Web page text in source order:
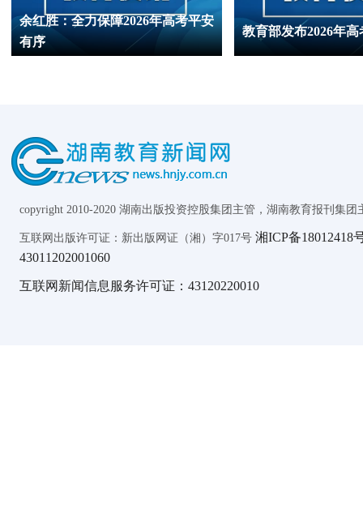
余红胜：全力保障2026年高考平安
有序
教育部发布2026年
copyright 2010-2020 湖南出版投资控股集团主管，湖南教育报刊集团
互联网出版许可证：新出版网证（湘）字017号 湘ICP备18012418
43011202001060
互联网新闻信息服务许可证：43120220010